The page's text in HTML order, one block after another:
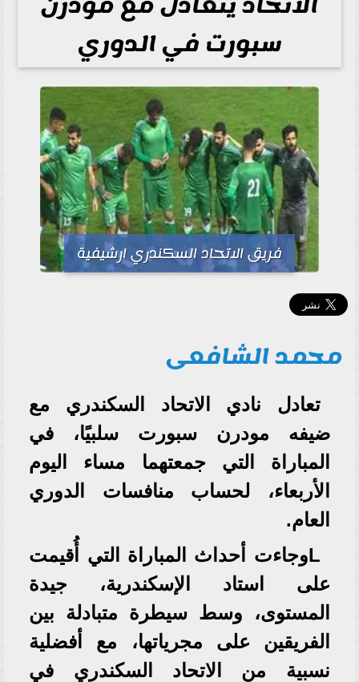
سبورت في الدوري
فريق الاتحاد السكندري ارشيفية
محمد الشافعى
تعادل نادي الاتحاد السكندري مع
ضيفه مودرن سبورت سلبيًا، في
المباراة التي جمعتهما مساء اليوم
الأربعاء، لحساب منافسات الدوري
العام.
Lوجاءت أحداث المباراة التي أُقيمت
على استاد الإسكندرية، جيدة
المستوى، وسط سيطرة متبادلة بين
الفريقين على مجرياتها، مع أفضلية
نسبية من الاتحاد السكندري في